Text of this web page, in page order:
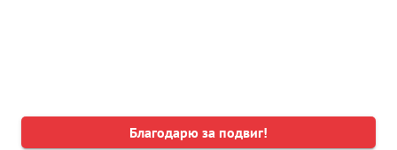
Благодарю за подвиг!